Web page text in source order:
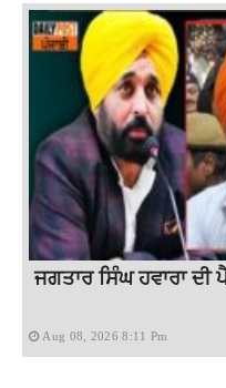
ਜਗਤਾਰ ਸਿੰਘ ਹਵਾਰਾ
Aug 08, 2026 8:11 Pm